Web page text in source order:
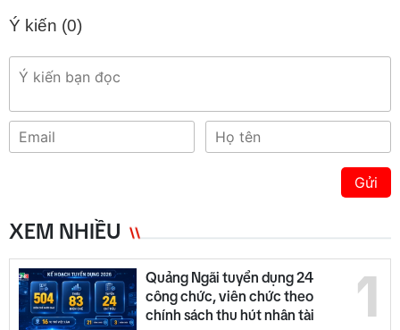
Ý kiến (0)
Gửi
XEM NHIỀU
1
Quảng Ngãi tuyển dụng 24
công chức, viên chức theo
chính sách thu hút nhân tài